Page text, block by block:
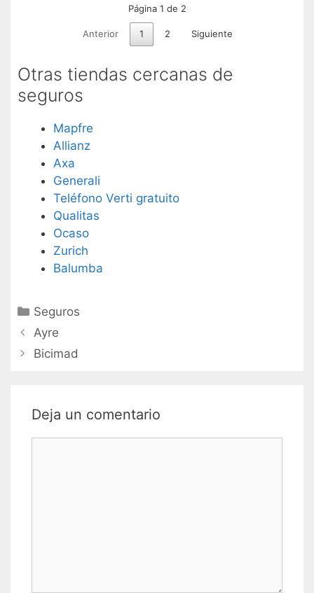
Página 1 de 2
Anterior 1 2 Siguiente
Otras tiendas cercanas de
seguros
Mapfre
Allianz
Axa
Generali
Teléfono Verti gratuito
Qualitas
Ocaso
Zurich
Balumba
Categorías
Seguros
Navegación
de
Ayre
Bicimad
Deja un comentario